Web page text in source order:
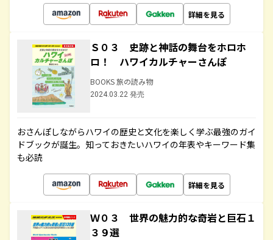
詳細を見る
Ｓ０３ 史跡と神話の舞台をホロホ
ロ！ ハワイカルチャーさんぽ
BOOKS 旅の読み物
2024.03.22 発売
おさんぽしながらハワイの歴史と文化を楽しく学ぶ最強のガイ
ドブックが誕生。知っておきたいハワイの年表やキーワード集
も必読
詳細を見る
Ｗ０３ 世界の魅力的な奇岩と巨石１
３９選